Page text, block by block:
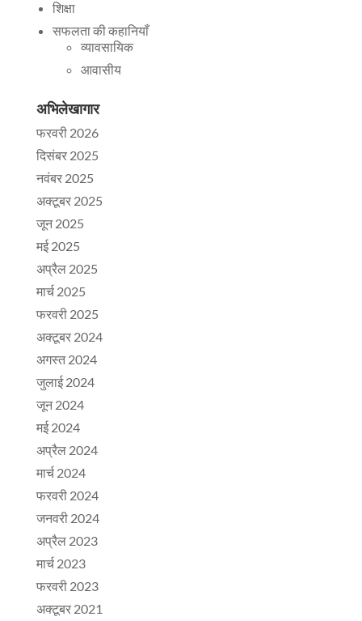
शिक्षा
सफलता की कहानियाँ
व्यावसायिक
आवासीय
अभिलेखागार
फरवरी 2026
दिसंबर 2025
नवंबर 2025
अक्टूबर 2025
जून 2025
मई 2025
अप्रैल 2025
मार्च 2025
फरवरी 2025
अक्टूबर 2024
अगस्त 2024
जुलाई 2024
जून 2024
मई 2024
अप्रैल 2024
मार्च 2024
फरवरी 2024
जनवरी 2024
अप्रैल 2023
मार्च 2023
फरवरी 2023
अक्टूबर 2021